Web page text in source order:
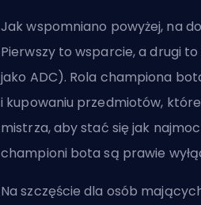
Jak wspomniano powyżej, na
Pierwszy to wsparcie, a drugi
jako ADC). Rola championa
i kupowaniu przedmiotów,
mistrza, aby stać się jak
championi bota są prawie
Na szczęście dla osób